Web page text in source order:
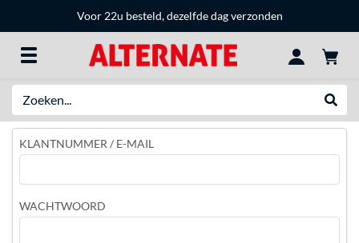
Voor 22u besteld, dezelfde dag verzonden
KLANTNUMMER / E-MAIL
WACHTWOORD